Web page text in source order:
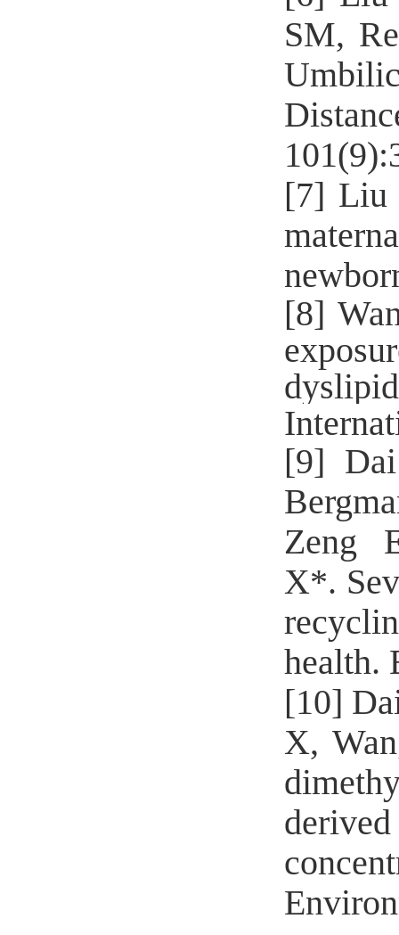
SM,
[7] Liu
[8]
[9]
Zeng
X*.
health.
[10]
X,